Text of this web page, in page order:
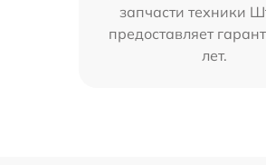
запчасти техники
предоставляет
лет.